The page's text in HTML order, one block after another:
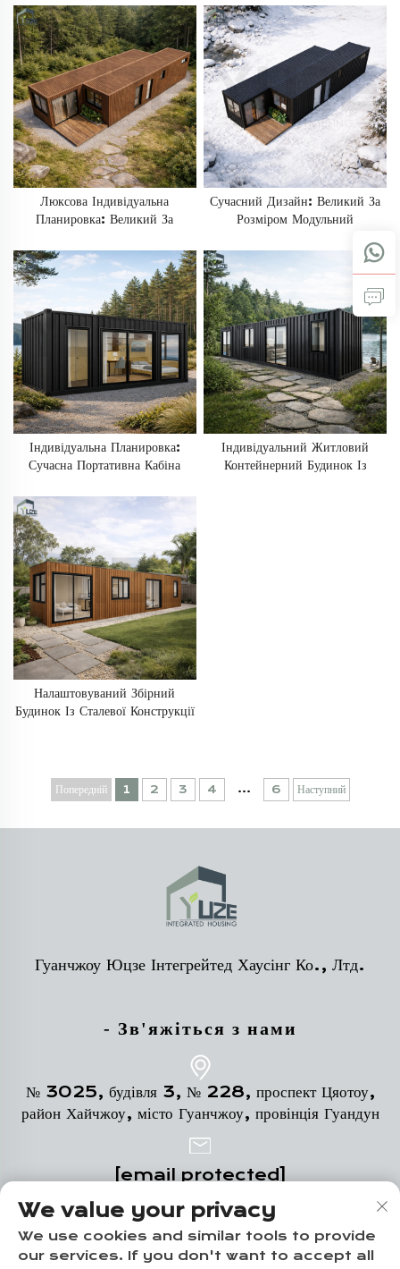
Курортів, Призначений Для
Проживання В Умовах
Холодного Клімату
Префабриковані Житлові
Контейнери Для Перевезення З
Двосхилим Дахом
Люксова Індивідуальна
Планировка: Великий За
Префабрикований Житловий
Контейнерний Будинок З Трьома
Спальнями (2 × 40 Футів) З
Зовнішньою Обшивкою Стін З
Деревопласту (WPC)
Сучасний Дизайн: Великий За
Розміром Модульний
Контейнерний Будинок Із Двома
Спальнями (два Контейнери По
40 Футів) Для Проживання
Індивідуальна Планировка:
Сучасна Портативна Кабіна
Модульний Житловий
Контейнерний Будинок
Індивідуальний Житловий
Контейнерний Будинок Із
Налаштовуваний Збірний
Будинок Із Сталевої Конструкції
Попередній 1 2 3 4 ... 6 Наступний
Гуанчжоу Юцзе Інтегрейтед Хаусінг Ко., Лтд.
- Зв'яжіться з нами
№ 3025, будівля 3, № 228, проспект Цяотоу,
район Хайчжоу, місто Гуанчжоу, провінція Гуандун
[email protected]
+86-18102719517
We value your privacy
We use cookies and similar tools to provide
our services. If you don't want to accept all